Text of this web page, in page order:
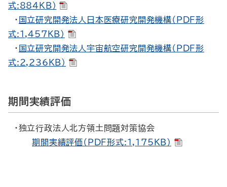
式:884KB）
・ 国立研究開発法人日本医療研究開発機構（PDF形
式:1,457KB）
・ 国立研究開発法人宇宙航空研究開発機構（PDF形
式:2,236KB）
期間実績評価
・独立行政法人北方領土問題対策協会
期間実績評価（PDF形式:1,175KB）